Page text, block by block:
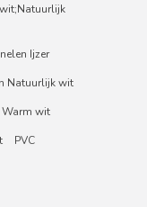
Ijzer
Natuurlijk wit
Warm wit
PVC